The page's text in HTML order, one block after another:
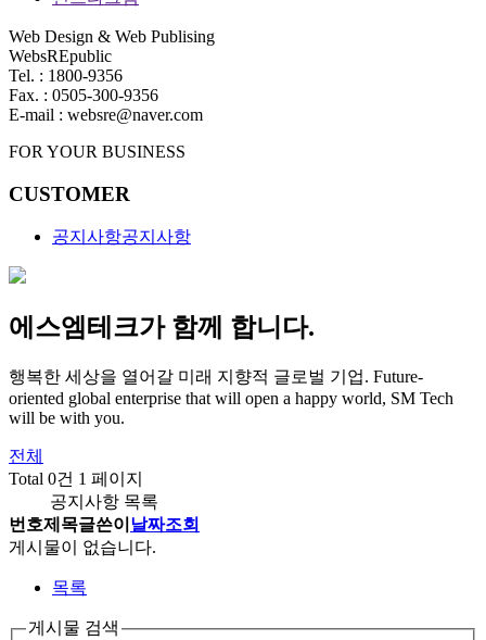
Web Design & Web Publising
WebsREpublic
Tel. : 1800-9356
Fax. : 0505-300-9356
E-mail : websre@naver.com
FOR YOUR BUSINESS
CUSTOMER
공지사항공지사항
에스엠테크가 함께 합니다.
행복한 세상을 열어갈 미래 지향적 글로벌 기업. Future-
oriented global enterprise that will open a happy world, SM Tech
will be with you.
전체
Total 0건 1 페이지
공지사항 목록
번호제목글쓴이 날짜조회
게시물이 없습니다.
목록
게시물 검색